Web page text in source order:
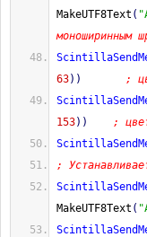
MakeUTF8Text (
моноширинным
63) )
;
153) )
;
;
MakeUTF8Text (